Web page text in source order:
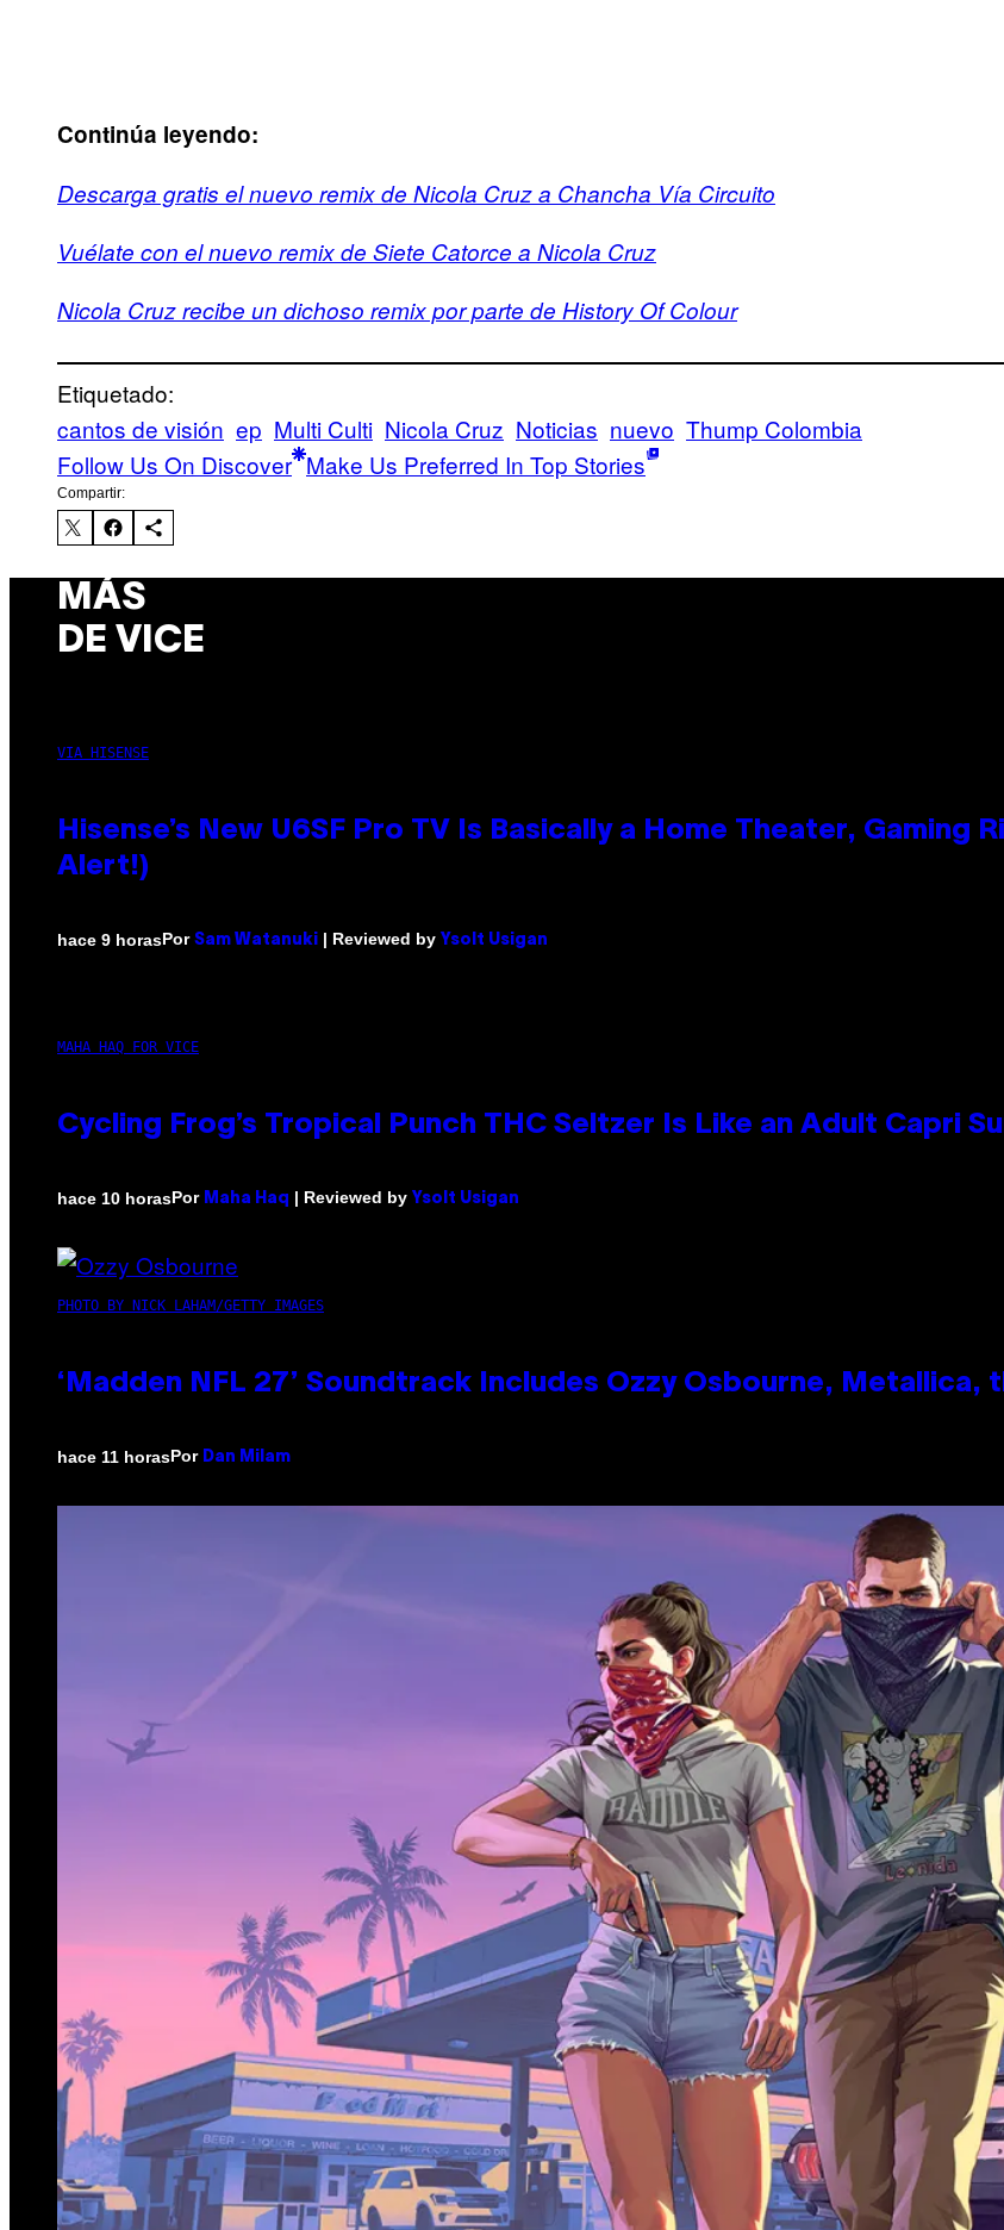
Continúa leyendo:
Descarga gratis el nuevo remix de Nicola Cruz a Chancha Vía Circuito
Vuélate con el nuevo remix de Siete Catorce a Nicola Cruz
Nicola Cruz recibe un dichoso remix por parte de History Of Colour
Etiquetado:
cantos de visión ep Multi Culti Nicola Cruz Noticias nuevo Thump Colombia
Follow Us On Discover Make Us Preferred In Top Stories
Compartir:
MÁS
DE VICE
VIA HISENSE
Hisense’s New U6SF Pro TV Is Basically a Home Theater, Gaming
Alert!)
hace 9 horasPor Sam Watanuki | Reviewed by Ysolt Usigan
MAHA HAQ FOR VICE
Cycling Frog’s Tropical Punch THC Seltzer Is Like an Adult Capri
hace 10 horasPor Maha Haq | Reviewed by Ysolt Usigan
PHOTO BY NICK LAHAM/GETTY IMAGES
‘Madden NFL 27’ Soundtrack Includes Ozzy Osbourne, Metallica,
hace 11 horasPor Dan Milam